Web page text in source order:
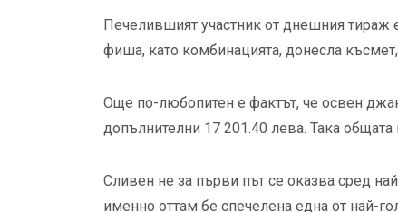
Печелившият участник от днешния тираж
фиша, като комбинацията, донесла късмет,
Още по-любопитен е фактът, че освен
допълнителни 17 201.40 лева. Така
Сливен не за първи път се оказва сред
именно оттам бе спечелена една от най-